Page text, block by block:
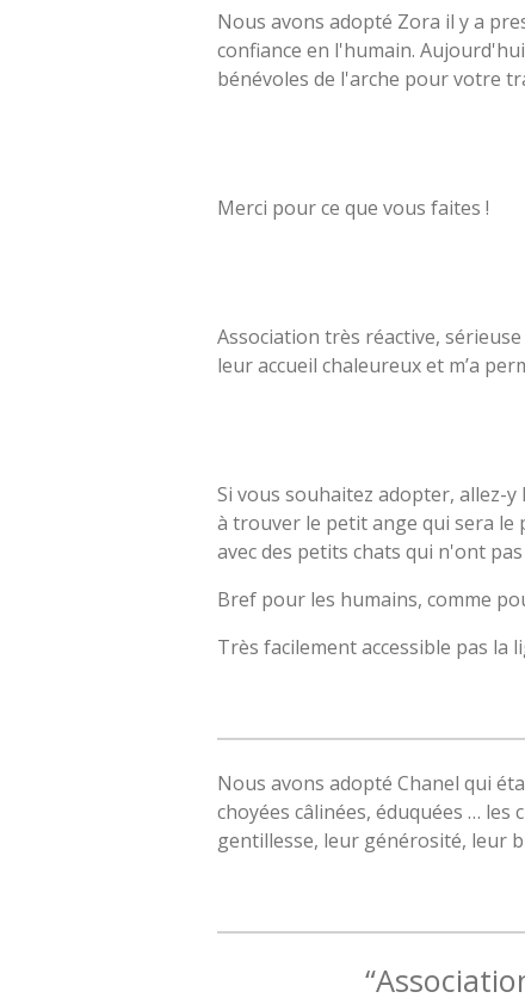
Nous avons adopté Zora il y a
confiance en l'humain.
bénévoles de l'arche pour votre
Merci pour ce que vous faites !
Association très réactive,
leur accueil chaleureux et m’a
Si vous souhaitez adopter, allez-
à trouver le petit ange qui sera le
avec des petits chats qui n'ont
Bref pour les humains, comme
Très facilement accessible pas la
Nous avons adopté Chanel qui
choyées câlinées, éduquées …
gentillesse, leur générosité, leur